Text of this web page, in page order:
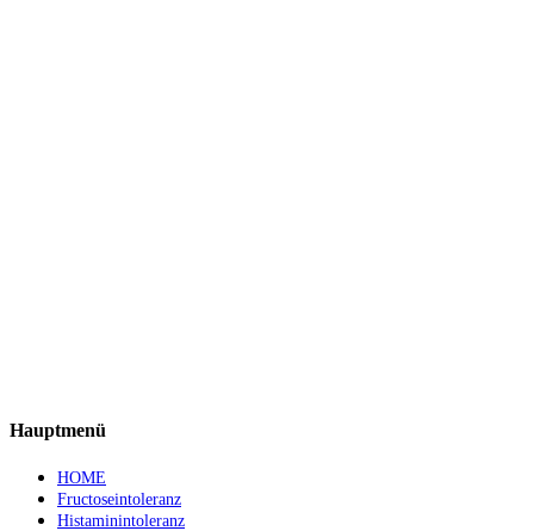
Hauptmenü
HOME
Fructoseintoleranz
Histaminintoleranz